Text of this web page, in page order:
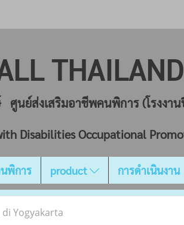
ศูนย์ส่งเสริมอาชีพคนพิการ (โรงงา
Disabilities Occupational
พิการ product การดำเนินงาน
Yogyakarta